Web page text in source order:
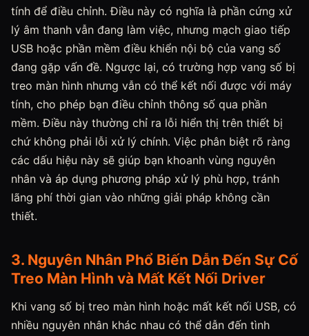
tính để điều chỉnh. Điều này có nghĩa là phần cứng xử
lý âm thanh vẫn đang làm việc, nhưng mạch giao tiếp
USB hoặc phần mềm điều khiển nội bộ của vang số
đang gặp vấn đề. Ngược lại, có trường hợp vang số bị
treo màn hình nhưng vẫn có thể kết nối được với máy
tính, cho phép bạn điều chỉnh thông số qua phần
mềm. Điều này thường chỉ ra lỗi hiển thị trên thiết bị
chứ không phải lỗi xử lý chính. Việc phân biệt rõ ràng
các dấu hiệu này sẽ giúp bạn khoanh vùng nguyên
nhân và áp dụng phương pháp xử lý phù hợp, tránh
lãng phí thời gian vào những giải pháp không cần
thiết.
3. Nguyên Nhân Phổ Biến Dẫn Đến Sự Cố
Treo Màn Hình và Mất Kết Nối Driver
Khi vang số bị treo màn hình hoặc mất kết nối USB, có
nhiều nguyên nhân khác nhau có thể dẫn đến tình